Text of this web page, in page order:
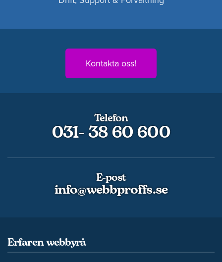
Kontakta oss!
Telefon
031- 38 60 600
E-post
info@webbproffs.se
Erfaren webbyrå